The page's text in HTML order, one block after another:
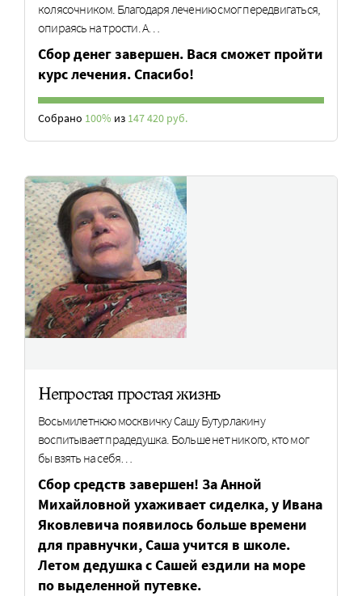
колясочником. Благодаря лечению смог передвигаться,
опираясь на трости. А…
Сбор денег завершен. Вася сможет пройти
курс лечения. Спасибо!
Собрано 100% из 147 420 руб.
Непростая простая жизнь
Восьмилетнюю москвичку Сашу Бутурлакину
воспитывает прадедушка. Больше нет никого, кто мог
бы взять на себя…
Сбор средств завершен! За Анной
Михайловной ухаживает сиделка, у Ивана
Яковлевича появилось больше времени
для правнучки, Саша учится в школе.
Летом дедушка с Сашей ездили на море
по выделенной путевке.